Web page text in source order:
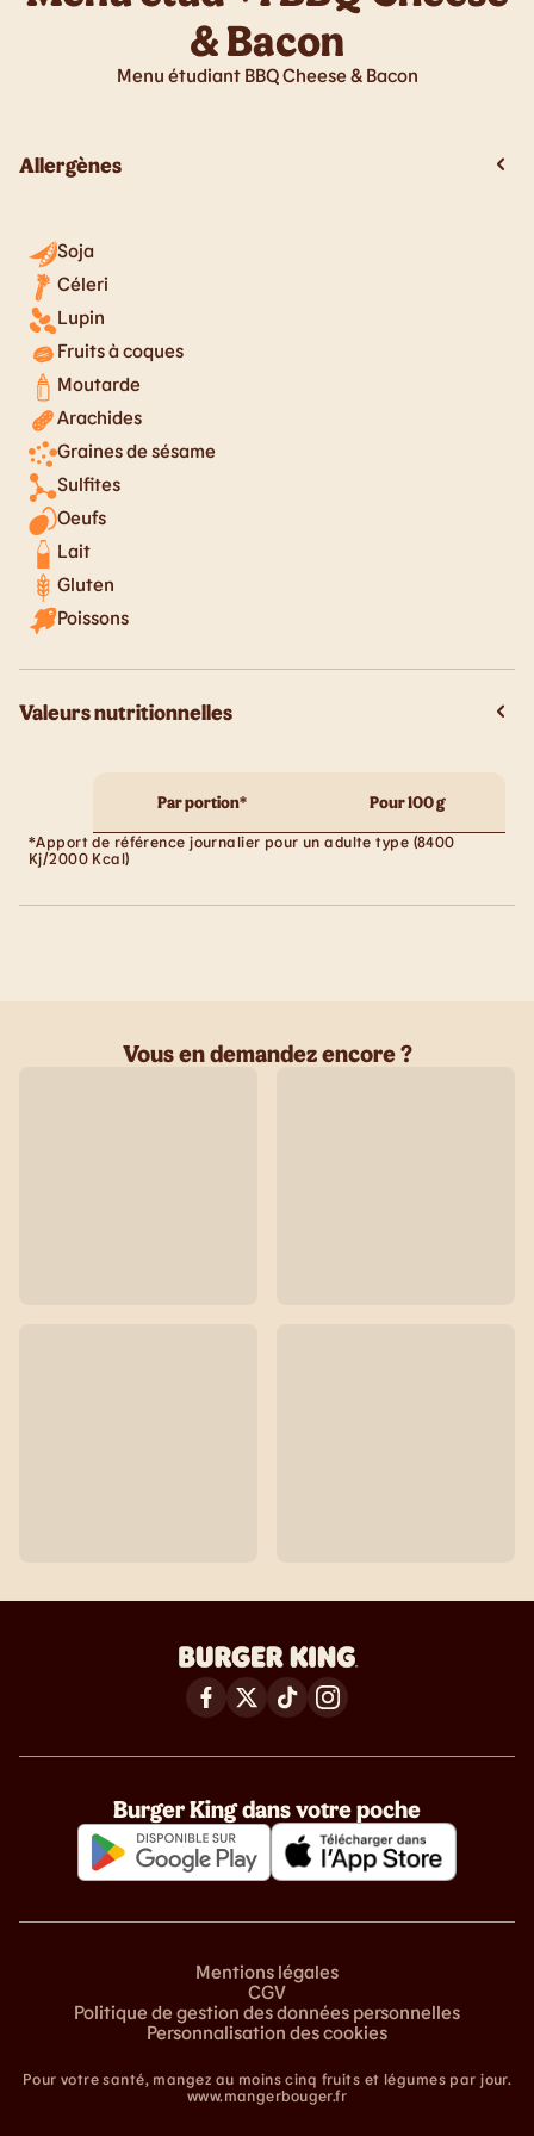
& Bacon
Menu étudiant BBQ Cheese & Bacon
Allergènes
Soja
Céleri
Lupin
Fruits à coques
Moutarde
Arachides
Graines de sésame
Sulfites
Oeufs
Lait
Gluten
Poissons
Valeurs nutritionnelles
Par portion* Pour 100 g
*Apport de référence journalier pour un adulte type (8400
Kj/2000 Kcal)
Vous en demandez encore ?
Burger King dans votre poche
Mentions légales
CGV
Politique de gestion des données personnelles
Personnalisation des cookies
Pour votre santé, mangez au moins cinq fruits et légumes par jour.
www.mangerbouger.fr